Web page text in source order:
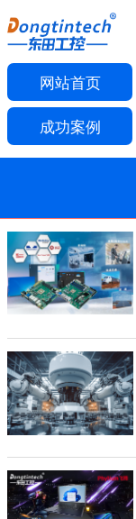
网站首页
成功案例